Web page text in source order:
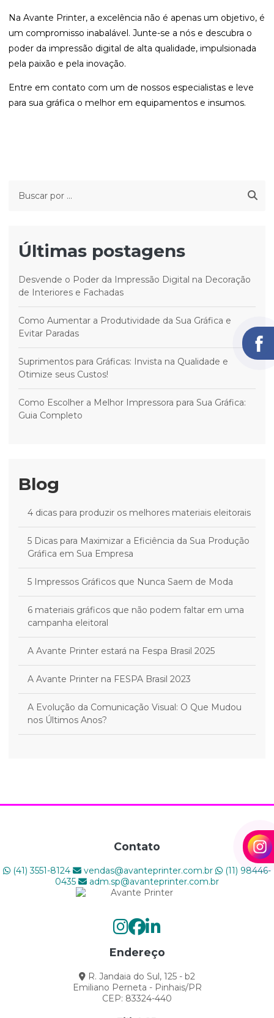
Na Avante Printer, a excelência não é apenas um objetivo, é
um compromisso inabalável. Junte-se a nós e descubra o
poder da impressão digital de alta qualidade, impulsionada
pela paixão e pela inovação.
Entre em contato com um de nossos especialistas e leve
para sua gráfica o melhor em equipamentos e insumos.
Últimas postagens
Desvende o Poder da Impressão Digital na Decoração
de Interiores e Fachadas
Como Aumentar a Produtividade da Sua Gráfica e
Evitar Paradas
Suprimentos para Gráficas: Invista na Qualidade e
Otimize seus Custos!
Como Escolher a Melhor Impressora para Sua Gráfica:
Guia Completo
Blog
4 dicas para produzir os melhores materiais eleitorais
5 Dicas para Maximizar a Eficiência da Sua Produção
Gráfica em Sua Empresa
5 Impressos Gráficos que Nunca Saem de Moda
6 materiais gráficos que não podem faltar em uma
campanha eleitoral
A Avante Printer estará na Fespa Brasil 2025
A Avante Printer na FESPA Brasil 2023
A Evolução da Comunicação Visual: O Que Mudou
nos Últimos Anos?
PRINTER
negócio?
Como a Sua Gráfica Pode Ter um Melhor
Como criar projetos gráficos impactantes?
Contato
(41) 3551-8124 vendas@avanteprinter.com.br
(11) 98446-
0435
adm.sp@avanteprinter.com.br
Endereço
R. Jandaia do Sul, 125 - b2
Emiliano Perneta - Pinhais/PR
CEP: 83324-440